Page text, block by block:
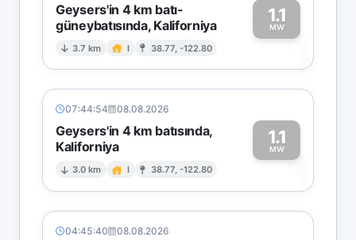
Geysers'in 4 km batı-
güneybatısında, Kaliforniya
3.7 km I 38.77, -122.80
1.1
MW1
07:44:54 08.08.2026
Geysers'in 4 km batısında,
Kaliforniya
3.0 km I 38.77, -122.80
1.1
MW1
04:45:40 08.08.2026